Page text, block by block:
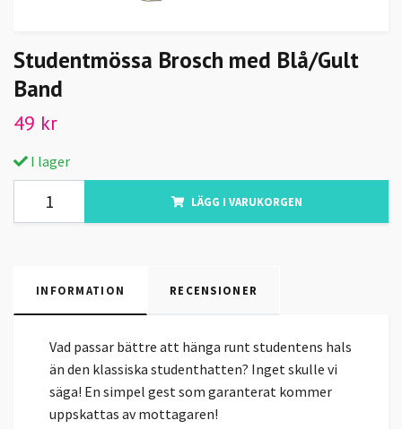
Studentmössa Brosch med Blå/Gult
Band
49 kr
I lager
LÄGG I VARUKORGEN
INFORMATION RECENSIONER
Vad passar bättre att hänga runt studentens hals
än den klassiska studenthatten? Inget skulle vi
säga! En simpel gest som garanterat kommer
uppskattas av mottagaren!